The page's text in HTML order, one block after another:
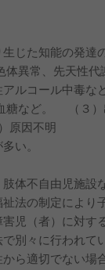
じた知能の発達
常、先天性代謝
アルコール中毒
ど。 （３）
原因不明 ８
い。
体不自由児施設
法の制定により
児（者）に対す
別々に行われて
ら適切でない場